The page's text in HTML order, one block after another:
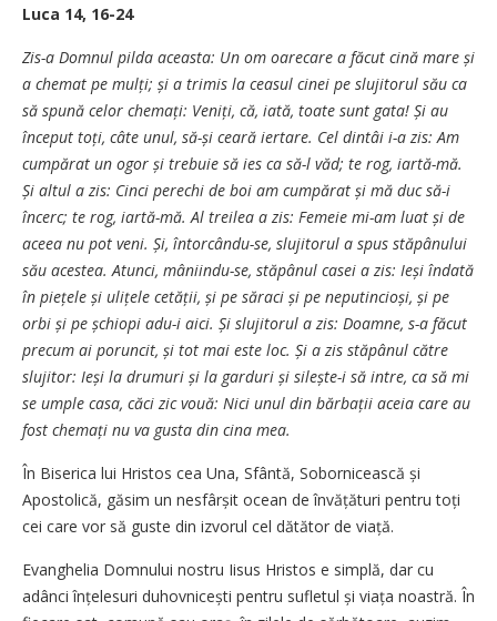
Luca 14, 16-24
Zis-a Domnul pilda aceasta: Un om oarecare a făcut cină mare și
a chemat pe mulți; și a trimis la ceasul cinei pe slujitorul său ca
să spună celor chemați: Veniți, că, iată, toate sunt gata! Și au
început toți, câte unul, să-și ceară iertare. Cel dintâi i-a zis: Am
cumpărat un ogor și trebuie să ies ca să-l văd; te rog, iartă-mă.
Și altul a zis: Cinci perechi de boi am cumpărat și mă duc să-i
încerc; te rog, iartă-mă. Al treilea a zis: Femeie mi-am luat și de
aceea nu pot veni. Și, întorcându-se, slujitorul a spus stăpânului
său acestea. Atunci, mâniindu-se, stăpânul casei a zis: Ieși îndată
în piețele și ulițele cetății, și pe săraci și pe neputincioși, și pe
orbi și pe șchiopi adu-i aici. Și slujitorul a zis: Doamne, s-a făcut
precum ai poruncit, și tot mai este loc. Și a zis stăpânul către
slujitor: Ieși la drumuri și la garduri și silește-i să intre, ca să mi
se umple casa, căci zic vouă: Nici unul din bărbații aceia care au
fost chemați nu va gusta din cina mea.
În Biserica lui Hristos cea Una, Sfântă, Sobornicească și
Apostolică, găsim un nesfârșit ocean de învă­țături pentru toți
cei care vor să guste din izvorul cel dătător de viață.
Evanghelia Domnului nostru Iisus Hristos e simplă, dar cu
adânci înțelesuri duhovnicești pentru sufletul și viața noastră. În